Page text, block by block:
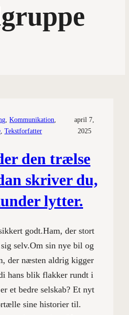
, Kommunikation
, Tekstforfatter
april 7,
2025
den trælse
skriver du,
lytter.
godt.Ham, der stort
selv.Om sin nye bil og
der næsten aldrig kigger
hans blik flakker rundt i
et bedre selskab? Et nyt
sine historier til.